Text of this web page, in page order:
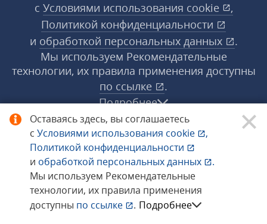
Оставаясь здесь, вы соглашаетесь
с Условиями использования cookie
,
Политикой конфиденциальности
и обработкой персональных данных
.
Мы используем Рекомендательные
технологии, их правила применения
доступны по ссылке . Подробнее
с Условиями использования cookie
,
Политикой конфиденциальности
и обработкой персональных данных
.
Мы используем Рекомендательные
технологии, их правила применения доступны
по ссылке
.
Подробнее
© 1998−2026 «1С‑Рарус» ®. Все права
защищены.
Сообщить об ошибке